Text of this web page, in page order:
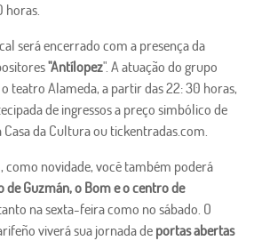
horas.
será encerrado com a presença da
"Antílopez". A atuação do grupo
teatro Alameda, a partir das 22: 30 horas,
de ingressos a preço simbólico de
da Cultura ou tickentradas.com.
como novidade, você também poderá
de Guzmán, o Bom e o centro de
na sexta-feira como no sábado. O
viverá sua jornada de portas abertas